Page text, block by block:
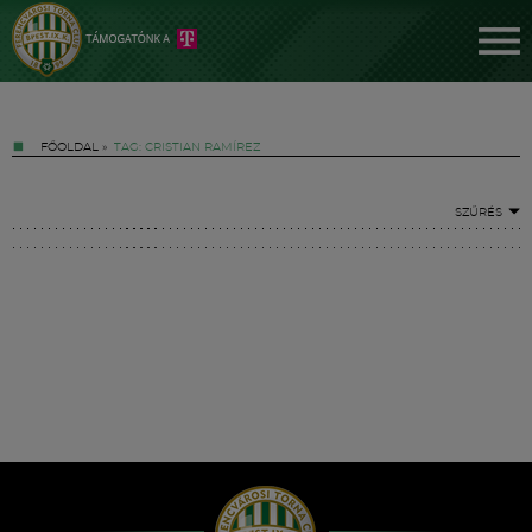
FŐOLDAL » TAG: CRISTIAN RAMÍREZ
SZŰRÉS
Hírek